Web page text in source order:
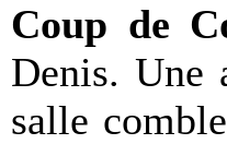
Coup de
Denis. Une
salle